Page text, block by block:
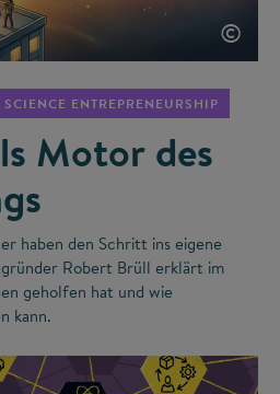
©
SCIENCE ENTREPRENEURSHIP
Motor des
haben den Schritt ins eigene
Robert Brüll erklärt im
geholfen hat und wie
kann.